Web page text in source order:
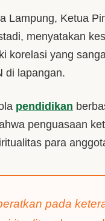
Lampung, Ketua
menyatakan
korelasi yang
di lapangan.
pendidikan
penguasaan
para
pada